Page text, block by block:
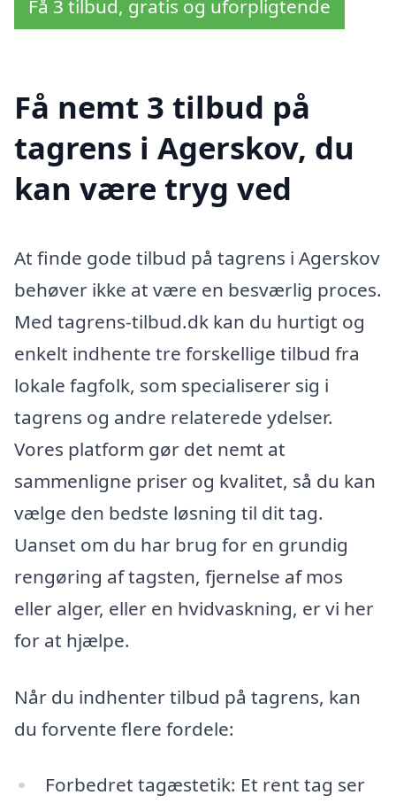
Få 3 tilbud, gratis og uforpligtende
Få nemt 3 tilbud på
tagrens i Agerskov, du
kan være tryg ved
At finde gode tilbud på tagrens i Agerskov
behøver ikke at være en besværlig proces.
Med tagrens-tilbud.dk kan du hurtigt og
enkelt indhente tre forskellige tilbud fra
lokale fagfolk, som specialiserer sig i
tagrens og andre relaterede ydelser.
Vores platform gør det nemt at
sammenligne priser og kvalitet, så du kan
vælge den bedste løsning til dit tag.
Uanset om du har brug for en grundig
rengøring af tagsten, fjernelse af mos
eller alger, eller en hvidvaskning, er vi her
for at hjælpe.
Når du indhenter tilbud på tagrens, kan
du forvente flere fordele:
Forbedret tagæstetik: Et rent tag ser